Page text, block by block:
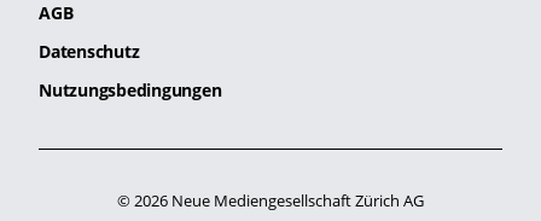
AGB
Datenschutz
Nutzungsbedingungen
© 2026 Neue Mediengesellschaft Zürich AG